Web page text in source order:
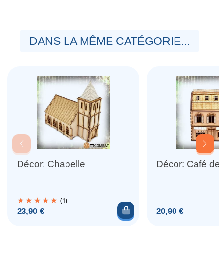
DANS LA MÊME CATÉGORIE...
Décor: Chapelle
(1)
Prix
23,90 € Ajouter au panier
Décor: Café
Prix
20,90 €